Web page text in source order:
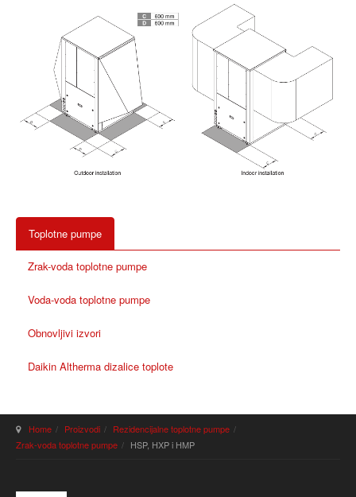
Toplotne pumpe
Zrak-voda toplotne pumpe
Voda-voda toplotne pumpe
Obnovljivi izvori
Daikin Altherma dizalice toplote
Home Proizvodi
Rezidencijalne toplotne pumpe
Zrak-voda toplotne pumpe
HSP, HXP i HMP